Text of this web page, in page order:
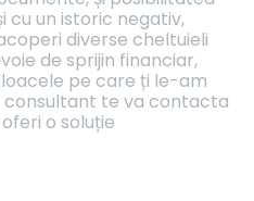
cu un istoric negativ,
diverse cheltuieli
de sprijin financiar,
pe care ți le-am
consultant te va contacta
o soluție